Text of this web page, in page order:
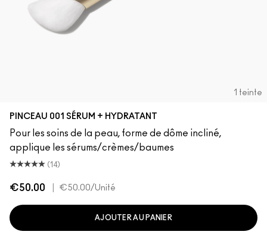
1 teinte
PINCEAU 001 SÉRUM + HYDRATANT
Pour les soins de la peau, forme de dôme incliné,
applique les sérums/crèmes/baumes
(14)
€50.00 €50.00/Unité
AJOUTER AU PANIER